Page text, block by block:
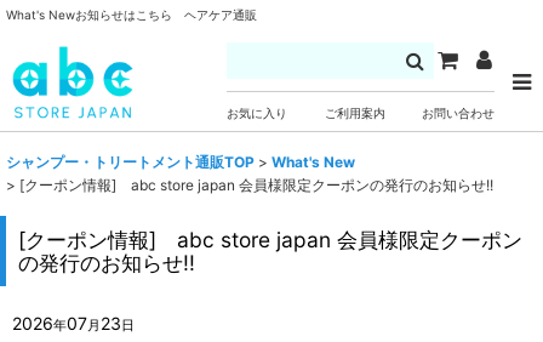
What's Newお知らせはこちら ヘアケア通販
お気に入り ご利用案内 お問い合わせ
シャンプー・トリートメント通販TOP > What's New
> [クーポン情報] abc store japan 会員様限定クーポンの発行のお知らせ!!
[クーポン情報] abc store japan 会員様限定クーポン
の発行のお知らせ!!
2026年07月 23日